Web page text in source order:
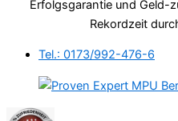
Erfolgsgarantie und Geld-
Rekordzeit
Tel.: 0173/992-476-6